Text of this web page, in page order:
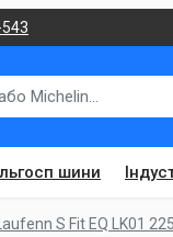
шини
Laufenn S Fit EQ LK01